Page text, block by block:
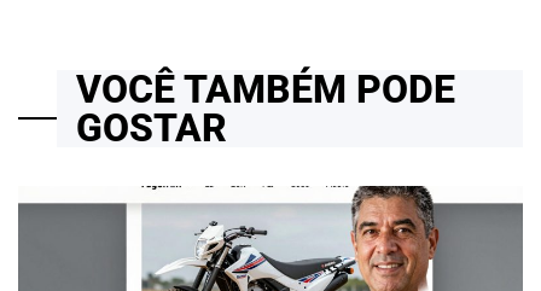
VOCÊ TAMBÉM PODE
GOSTAR